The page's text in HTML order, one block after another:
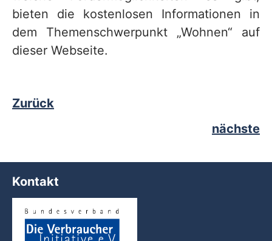
bieten die kostenlosen Informationen in
dem Themenschwerpunkt „Wohnen“ auf
dieser Webseite.
Zurück
nächste
Kontakt